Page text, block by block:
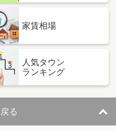
家賃相場
人気タウン
ランキング
る